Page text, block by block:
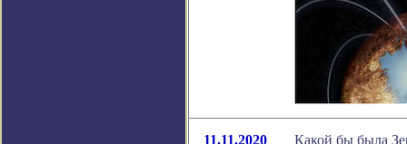
11.11.2020
Какой бы была